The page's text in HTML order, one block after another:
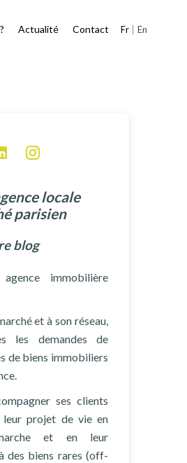
Actualité Contact Fr En
locale
parisien
blog
immobilière
et à son réseau,
les demandes de
de biens immobiliers
ses clients
leur projet de vie en
et en leur
des biens rares (off-